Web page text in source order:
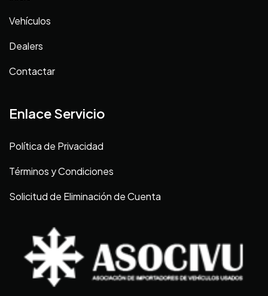
Vehículos
Dealers
Contactar
Enlace Servicio
Política de Privacidad
Términos y Condiciones
Solicitud de Eliminación de Cuenta